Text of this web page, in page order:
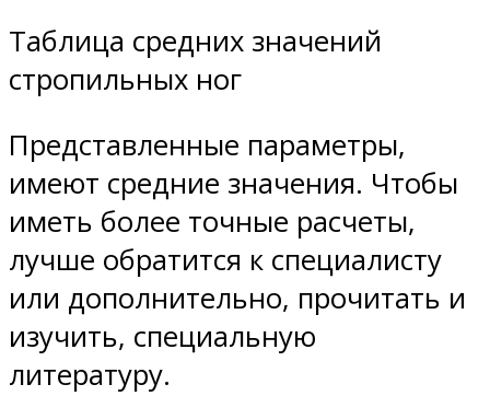
Таблица средних значений
стропильных ног
Представленные параметры,
имеют средние значения. Чтобы
иметь более точные расчеты,
лучше обратится к специалисту
или дополнительно, прочитать и
изучить, специальную
литературу.